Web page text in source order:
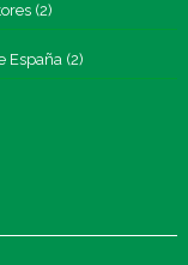
(2)
España (2)